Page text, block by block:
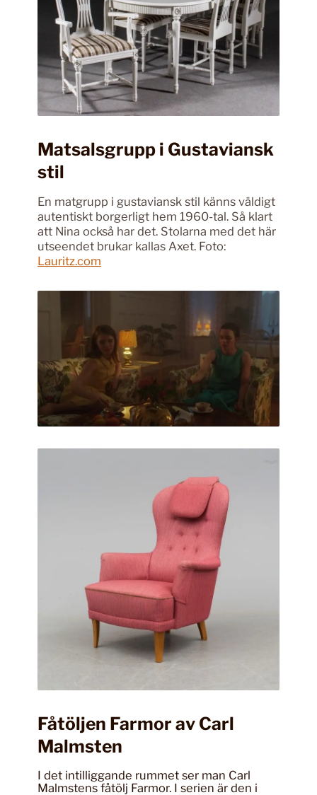
Matsalsgrupp i Gustaviansk
stil
En matgrupp i gustaviansk stil känns väldigt
autentiskt borgerligt hem 1960-tal. Så klart
att Nina också har det. Stolarna med det här
utseendet brukar kallas Axet. Foto:
Lauritz.com
Fåtöljen Farmor av Carl
Malmsten
I det intilliggande rummet ser man Carl
Malmstens fåtölj Farmor. I serien är den i